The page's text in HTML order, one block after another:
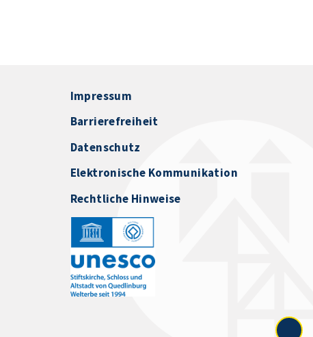
Impressum
Barrierefreiheit
Datenschutz
Elektronische Kommunikation
Rechtliche Hinweise